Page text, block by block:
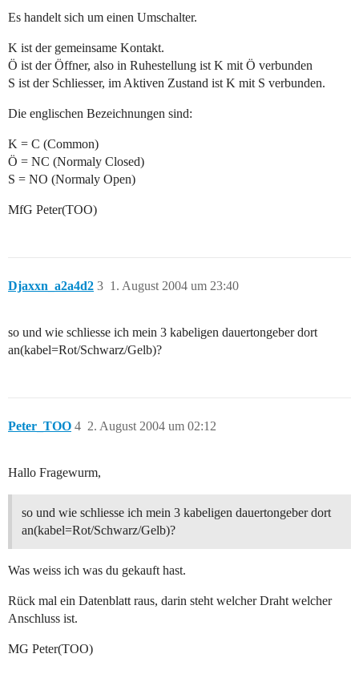
Es handelt sich um einen Umschalter.
K ist der gemeinsame Kontakt.
Ö ist der Öffner, also in Ruhestellung ist K mit Ö verbunden
S ist der Schliesser, im Aktiven Zustand ist K mit S verbunden.
Die englischen Bezeichnungen sind:
K = C (Common)
Ö = NC (Normaly Closed)
S = NO (Normaly Open)
MfG Peter(TOO)
Djaxxn_a2a4d2 1. August 2004 um 23:40
3
so und wie schliesse ich mein 3 kabeligen dauertongeber dort
an(kabel=Rot/Schwarz/Gelb)?
Peter_TOO 2. August 2004 um 02:12
4
Hallo Fragewurm,
so und wie schliesse ich mein 3 kabeligen dauertongeber dort
an(kabel=Rot/Schwarz/Gelb)?
Was weiss ich was du gekauft hast.
Rück mal ein Datenblatt raus, darin steht welcher Draht welcher
Anschluss ist.
MG Peter(TOO)